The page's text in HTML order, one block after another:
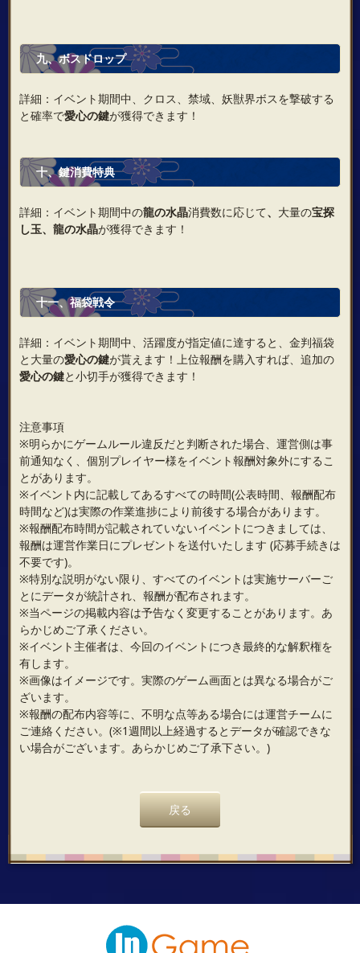
九、ボスドロップ
詳細：イベント期間中、クロス、禁域、妖獣界ボスを撃破する
と確率で愛心の鍵が獲得できます！
十、鍵消費特典
詳細：イベント期間中の龍の水晶消費数に応じて、 大量の宝探
し玉、 龍の水晶が獲得できます！
十一、福袋戦令
詳細：イベント期間中、活躍度が指定値に達すると、金判福袋
と大量の愛心の鍵が貰えます！上位報酬を購入すれば、追加の
愛心の鍵と小切手が獲得できます！
注意事項
※明らかにゲームルール違反だと判断された場合、運営側は事
前通知なく、個別プレイヤー様をイベント報酬対象外にするこ
とがあります。
※イベント内に記載してあるすべての時間(公表時間、報酬配布
時間など)は実際の作業進捗により前後する場合があります。
※報酬配布時間が記載されていないイベントにつきましては、
報酬は運営作業日にプレゼントを送付いたします (応募手続きは
不要です)。
※特別な説明がない限り、すべてのイベントは実施サーバーご
とにデータが統計され、報酬が配布されます。
※当ページの掲載内容は予告なく変更することがあります。あ
らかじめご了承ください。
※イベント主催者は、今回のイベントにつき最終的な解釈権を
有します。
※画像はイメージです。実際のゲーム画面とは異なる場合がご
ざいます。
※報酬の配布内容等に、不明な点等ある場合には運営チームに
ご連絡ください。(※1週間以上経過するとデータが確認できな
い場合がございます。あらかじめご了承下さい。)
戻る